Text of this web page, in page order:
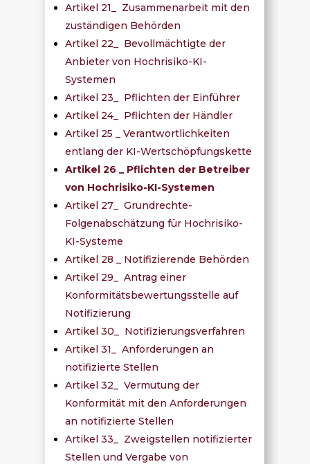
Artikel 21_ Zusammenarbeit mit den
zuständigen Behörden
Artikel 22_ Bevollmächtigte der
Anbieter von Hochrisiko-KI-
Systemen
Artikel 23_ Pflichten der Einführer
Artikel 24_ Pflichten der Händler
Artikel 25 _ Verantwortlichkeiten
entlang der KI-Wertschöpfungskette
Artikel 26 _ Pflichten der Betreiber
von Hochrisiko-KI-Systemen
Artikel 27_ Grundrechte-
Folgenabschätzung für Hochrisiko-
KI-Systeme
Artikel 28 _ Notifizierende Behörden
Artikel 29_ Antrag einer
Konformitätsbewertungsstelle auf
Notifizierung
Artikel 30_ Notifizierungsverfahren
Artikel 31_ Anforderungen an
notifizierte Stellen
Artikel 32_ Vermutung der
Konformität mit den Anforderungen
an notifizierte Stellen
Artikel 33_ Zweigstellen notifizierter
Stellen und Vergabe von